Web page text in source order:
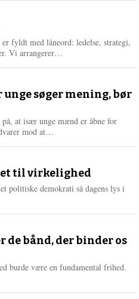
fyldt med låneord: ledelse, strategi,
Vi arrangerer…
e
unge søger mening, bør
på, at især unge mænd er åbne for
mod at…
e
e
til virkelighed
politiske demokrati så dagens lys i
de bånd, der binder os
burde være en fundamental frihed.